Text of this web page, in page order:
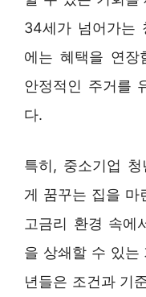
34세가 넘어가는
에는 혜택을 연장
안정적인 주거를
다.
특히, 중소기업
게 꿈꾸는 집을 마
고금리 환경 속에
을 상쇄할 수 있는
년들은 조건과 기